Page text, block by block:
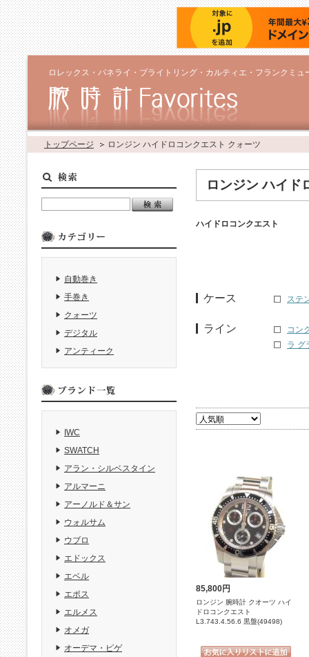
ロレックス・パネライ・ブライトリング・カルティエ・フランクミ
トップページ ロンジン ハイドロコンクエスト クォーツ
ロンジン ハイド
ハイドロコンクエスト
ケース ステ
ライン
コン
ラ グ
85,800円
ロンジン 腕時計 クオーツ ハイ
ドロコンクエスト
L3.743.4.56.6 黒盤(49498)
自動巻き
手巻き
クォーツ
デジタル
アンティーク
IWC
SWATCH
アラン・シルベスタイン
アルマーニ
アーノルド＆サン
ウォルサム
ウブロ
エドックス
エベル
エポス
エルメス
オメガ
オーデマ・ピゲ